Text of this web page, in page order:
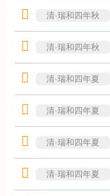
清·瑞和四年秋
清·瑞和四年秋
清·瑞和四年夏
清·瑞和四年夏
清·瑞和四年夏
清·瑞和四年夏